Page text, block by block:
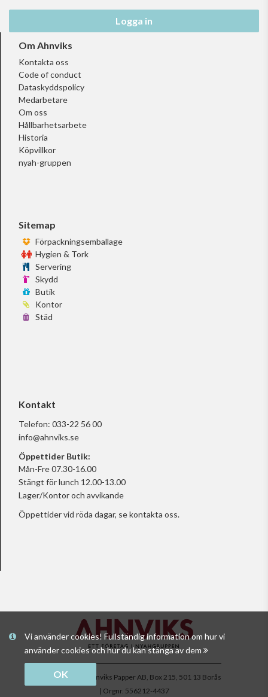
Vi använder cookies! Fullständig information om hur vi
använder cookies och hur du kan stänga av dem
OK
Logga in
Om Ahnviks
Kontakta oss
Code of conduct
Dataskyddspolicy
Medarbetare
Om oss
Hållbarhetsarbete
Historia
Köpvillkor
nyah-gruppen
Sitemap
Förpackningsemballage
Hygien & Tork
Servering
Skydd
Butik
Kontor
Städ
Kontakt
Telefon: 033-22 56 00
info@ahnviks.se
Öppettider Butik:
Mån-Fre 07.30-16.00
Stängt för lunch 12.00-13.00
Lager/Kontor och avvikande
Öppettider vid röda dagar, sekontakta oss.
Copyright © Ahnviks Papper AB, Box 215, 501 13 Borås
| Orgnr. 556212-4437